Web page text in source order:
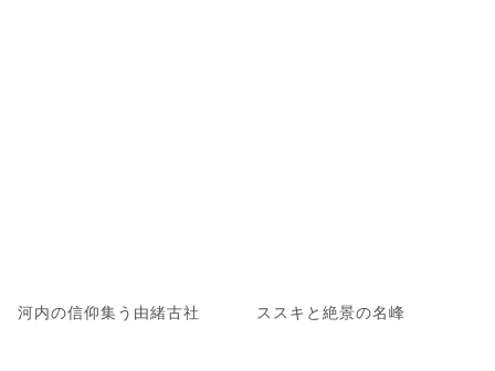
河内の信仰集う由緒古社 ススキと絶景の名峰